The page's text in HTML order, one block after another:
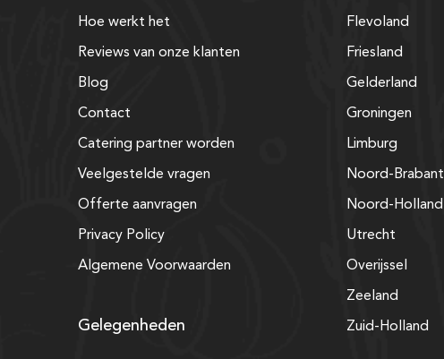
Hoe werkt het
Reviews van onze klanten
Blog
Contact
Catering partner worden
Veelgestelde vragen
Offerte aanvragen
Privacy Policy
Algemene Voorwaarden
Gelegenheden
Flevoland
Friesland
Gelderland
Groningen
Limburg
Noord-Brabant
Noord-Holland
Utrecht
Overijssel
Zeeland
Zuid-Holland